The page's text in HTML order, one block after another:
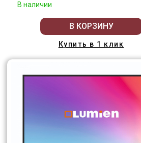
В наличии
В КОРЗИНУ
Купить в 1 клик